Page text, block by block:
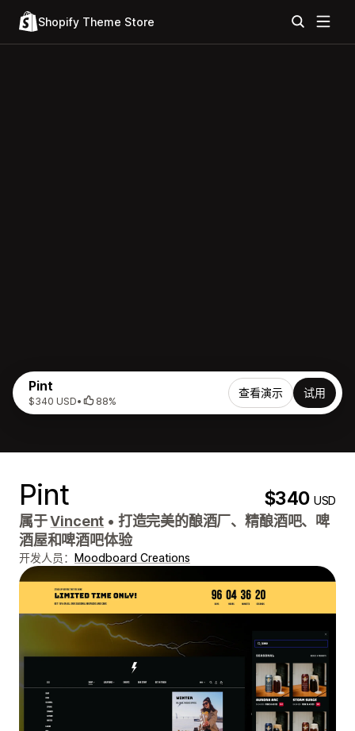
Shopify Theme Store
Pint
$340 USD• 88%
查看演示 试用
Pint $340USD
属于Vincent • 打造完美的酿酒厂、精酿酒吧、啤
酒屋和啤酒吧体验
开发人员： Moodboard Creations